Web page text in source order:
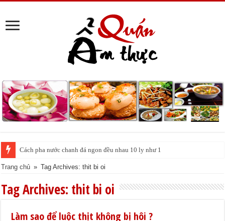
Cách pha nước chanh đá ngon đều nhau 10 ly như 1
Trang chủ » Tag Archives: thit bi oi
Tag Archives: thit bi oi
Làm sao để luộc thịt không bị hôi ?